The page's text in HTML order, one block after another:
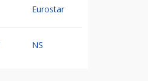
Eurostar
NS